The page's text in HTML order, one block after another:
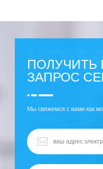
ПОЛУЧИТЬ
ЗАПРОС
Мы свяжемся с вами как